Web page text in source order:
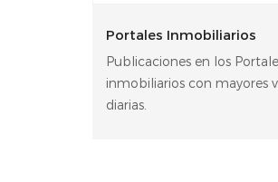
Portales Inmobiliarios
Publicaciones en los
inmobiliarios con mayores
diarias.